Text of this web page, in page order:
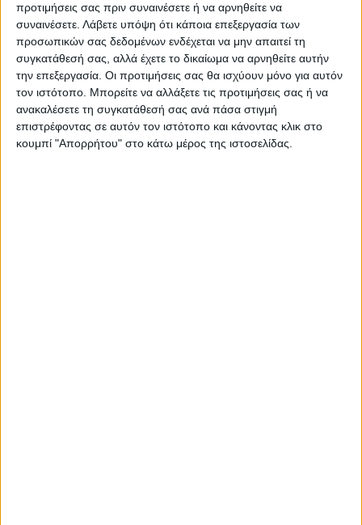
προτιμήσεις σας πριν συναινέσετε ή να αρνηθείτε να
συναινέσετε. Λάβετε υπόψη ότι κάποια επεξεργασία των
προσωπικών σας δεδομένων ενδέχεται να μην απαιτεί τη
συγκατάθεσή σας, αλλά έχετε το δικαίωμα να αρνηθείτε αυτήν
την επεξεργασία. Οι προτιμήσεις σας θα ισχύουν μόνο για αυτόν
τον ιστότοπο. Μπορείτε να αλλάξετε τις προτιμήσεις σας ή να
ανακαλέσετε τη συγκατάθεσή σας ανά πάσα στιγμή
επιστρέφοντας σε αυτόν τον ιστότοπο και κάνοντας κλικ στο
κουμπί "Απορρήτου" στο κάτω μέρος της ιστοσελίδας.
https://neosagon.gr
Η Αρχαιότερη Καθημερινή Πρωινή Εφημερίδα της Καρδίτσας
ΠΑΡΟΜΟΙΑ ΑΡΘΡΑ